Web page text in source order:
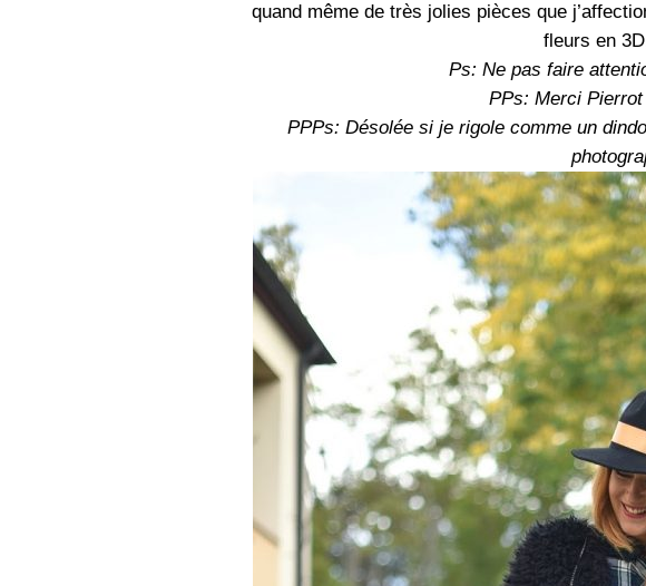
quand même de très jolies pièces que
fleurs en
Ps: Ne pas faire
PPs: Merci
PPPs: Désolée si je rigole comme un